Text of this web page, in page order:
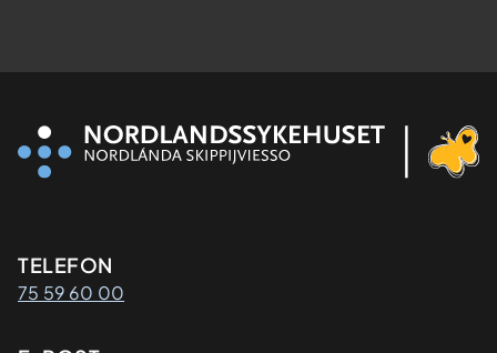
Kontaktinformasjon
TELEFON
75 59 60 00